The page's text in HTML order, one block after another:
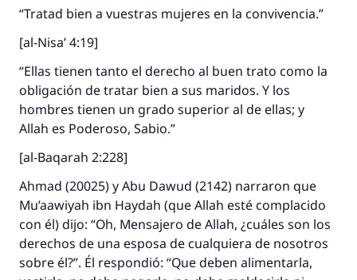
“Tratad bien a vuestras mujeres en la convivencia.”
[al-Nisa’ 4:19]
“Ellas tienen tanto el derecho al buen trato como la
obligación de tratar bien a sus maridos. Y los
hombres tienen un grado superior al de ellas; y
Allah es Poderoso, Sabio.”
[al-Baqarah 2:228]
Ahmad (20025) y Abu Dawud (2142) narraron que
Mu’aawiyah ibn Haydah (que Allah esté complacido
con él) dijo: “Oh, Mensajero de Allah, ¿cuáles son los
derechos de una esposa de cualquiera de nosotros
sobre él?”. Él respondió: “Que deben alimentarla,